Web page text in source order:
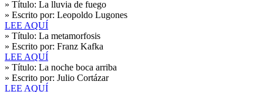
» Título: La lluvia de fuego
» Escrito por: Leopoldo Lugones
LEE AQUÍ
» Título: La metamorfosis
» Escrito por: Franz Kafka
LEE AQUÍ
» Título: La noche boca arriba
» Escrito por: Julio Cortázar
LEE AQUÍ